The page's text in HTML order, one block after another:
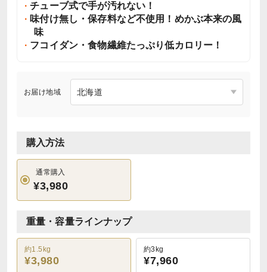
チューブ式で手が汚れない！
味付け無し・保存料など不使用！めかぶ本来の風
味
フコイダン・食物繊維たっぷり低カロリー！
お届け地域
購入方法
通常購入
¥3,980
重量・容量ラインナップ
約1.5kg
¥3,980
約3kg
¥7,960